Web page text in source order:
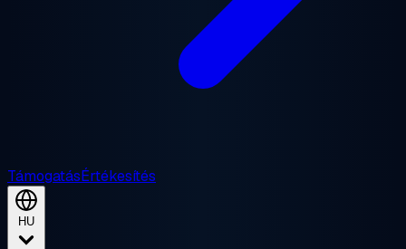
TámogatásÉrtékesítés
HU